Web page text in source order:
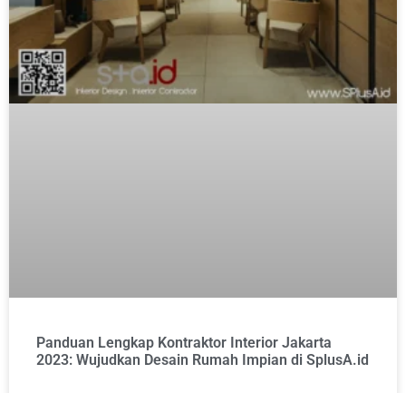
Panduan Lengkap Kontraktor Interior Jakarta
2023: Wujudkan Desain Rumah Impian di SplusA.id